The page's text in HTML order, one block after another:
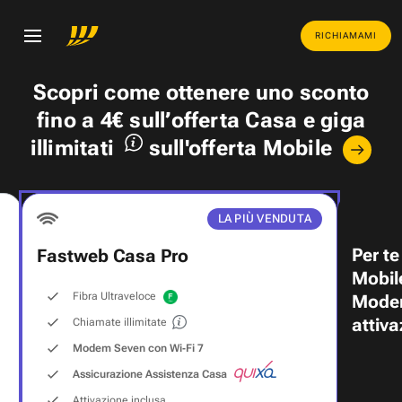
RICHIAMAMI
Scopri come ottenere uno sconto
fino a 4€ sull’offerta Casa egiga
illimitati
sull'offerta Mobile
LA PIÙ VENDUTA
Fastweb Casa Pro
Fibra Ultraveloce
Chiamate illimitate
Modem Seven con Wi‑Fi 7
Assicurazione Assistenza Casa
Per